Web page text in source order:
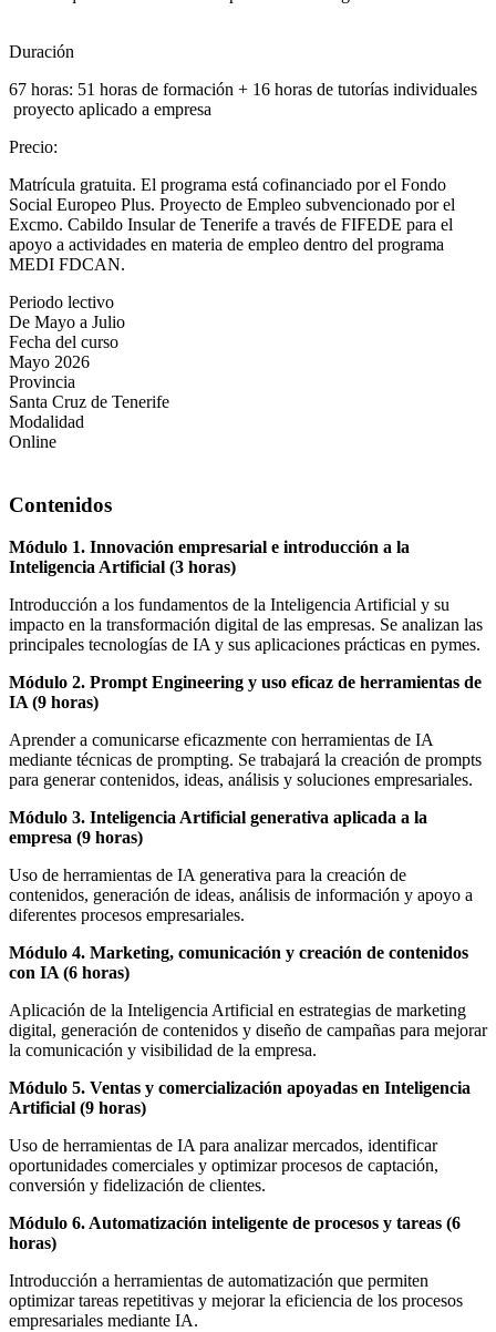
Duración
67 horas: 51 horas de formación + 16 horas de tutorías individuales
proyecto aplicado a empresa
Precio:
Matrícula gratuita. El programa está cofinanciado por el Fondo
Social Europeo Plus. Proyecto de Empleo subvencionado por el
Excmo. Cabildo Insular de Tenerife a través de FIFEDE para el
apoyo a actividades en materia de empleo dentro del programa
MEDI FDCAN.
Periodo lectivo
De Mayo a Julio
Fecha del curso
Mayo 2026
Provincia
Santa Cruz de Tenerife
Modalidad
Online
Contenidos
Módulo 1. Innovación empresarial e introducción a la
Inteligencia Artificial (3 horas)
Introducción a los fundamentos de la Inteligencia Artificial y su
impacto en la transformación digital de las empresas. Se analizan las
principales tecnologías de IA y sus aplicaciones prácticas en pymes.
Módulo 2. Prompt Engineering y uso eficaz de herramientas de
IA (9 horas)
Aprender a comunicarse eficazmente con herramientas de IA
mediante técnicas de prompting. Se trabajará la creación de prompts
para generar contenidos, ideas, análisis y soluciones empresariales.
Módulo 3. Inteligencia Artificial generativa aplicada a la
empresa (9 horas)
Uso de herramientas de IA generativa para la creación de
contenidos, generación de ideas, análisis de información y apoyo a
diferentes procesos empresariales.
Módulo 4. Marketing, comunicación y creación de contenidos
con IA (6 horas)
Aplicación de la Inteligencia Artificial en estrategias de marketing
digital, generación de contenidos y diseño de campañas para mejorar
la comunicación y visibilidad de la empresa.
Módulo 5. Ventas y comercialización apoyadas en Inteligencia
Artificial (9 horas)
Uso de herramientas de IA para analizar mercados, identificar
oportunidades comerciales y optimizar procesos de captación,
conversión y fidelización de clientes.
Módulo 6. Automatización inteligente de procesos y tareas (6
horas)
Introducción a herramientas de automatización que permiten
optimizar tareas repetitivas y mejorar la eficiencia de los procesos
empresariales mediante IA.